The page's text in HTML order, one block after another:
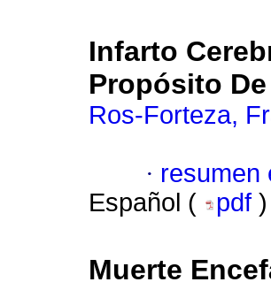
Infarto
Propósito
Ros-Forteza,
· resumen
Español (
pdf )
Muerte